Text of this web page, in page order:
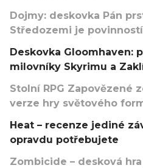
Dojmy: deskovka Pán
Středozemi je
Deskovka Gloomhaven:
milovníky Skyrimu a
Stolní RPG Zapovězené
verze hry světového
Heat – recenze jediné
opravdu potřebujete
Zombicide – desková